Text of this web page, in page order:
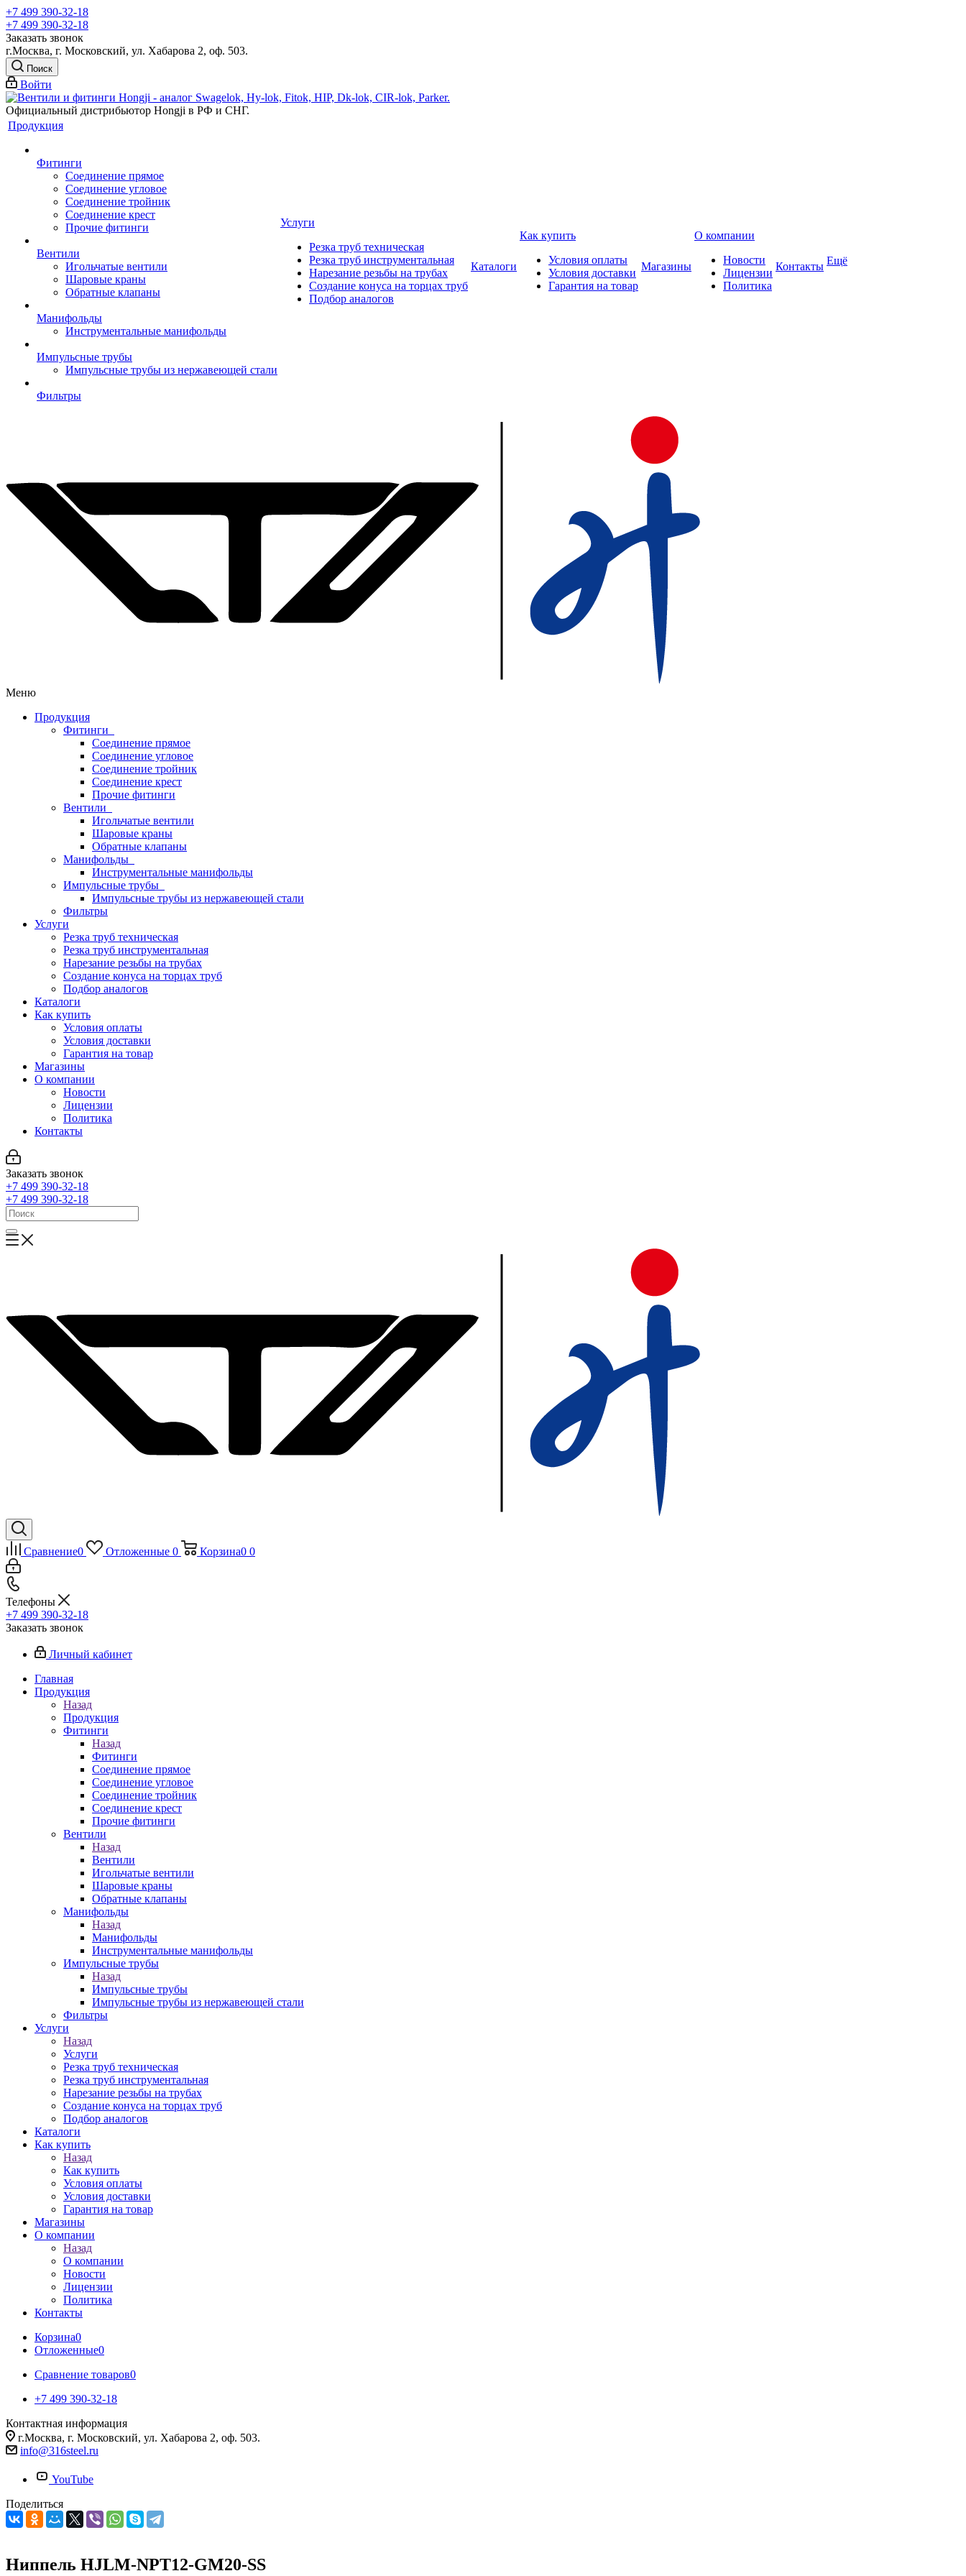
+7 499 390-32-18
+7 499 390-32-18
Заказать звонок
г.Москва, г. Московский, ул. Хабарова 2, оф. 503.
Поиск
Войти
Официальный дистрибьютор Hongji в РФ и СНГ.
Продукция
Фитинги
Соединение прямое
Соединение угловое
Соединение тройник
Соединение крест
Прочие фитинги
Вентили
Игольчатые вентили
Шаровые краны
Обратные клапаны
Манифольды
Инструментальные манифольды
Импульсные трубы
Импульсные трубы из нержавеющей стали
Фильтры
Услуги
Резка труб техническая
Резка труб инструментальная
Нарезание резьбы на трубах
Создание конуса на торцах труб
Подбор аналогов
Каталоги
Как купить
Условия оплаты
Условия доставки
Гарантия на товар
Магазины
О компании
Новости
Лицензии
Политика
Контакты Ещё
Меню
Продукция
Фитинги
Соединение прямое
Соединение угловое
Соединение тройник
Соединение крест
Прочие фитинги
Вентили
Игольчатые вентили
Шаровые краны
Обратные клапаны
Манифольды
Инструментальные манифольды
Импульсные трубы
Импульсные трубы из нержавеющей стали
Фильтры
Услуги
Резка труб техническая
Резка труб инструментальная
Нарезание резьбы на трубах
Создание конуса на торцах труб
Подбор аналогов
Каталоги
Как купить
Условия оплаты
Условия доставки
Гарантия на товар
Магазины
О компании
Новости
Лицензии
Политика
Контакты
Заказать звонок
+7 499 390-32-18
+7 499 390-32-18
Сравнение0 Отложенные 0 Корзина0 0
Телефоны
+7 499 390-32-18
Заказать звонок
Личный кабинет
Главная
Продукция
Назад
Продукция
Фитинги
Назад
Фитинги
Соединение прямое
Соединение угловое
Соединение тройник
Соединение крест
Прочие фитинги
Вентили
Назад
Вентили
Игольчатые вентили
Шаровые краны
Обратные клапаны
Манифольды
Назад
Манифольды
Инструментальные манифольды
Импульсные трубы
Назад
Импульсные трубы
Импульсные трубы из нержавеющей стали
Фильтры
Услуги
Назад
Услуги
Резка труб техническая
Резка труб инструментальная
Нарезание резьбы на трубах
Создание конуса на торцах труб
Подбор аналогов
Каталоги
Как купить
Назад
Как купить
Условия оплаты
Условия доставки
Гарантия на товар
Магазины
О компании
Назад
О компании
Новости
Лицензии
Политика
Контакты
Корзина0
Отложенные0
Сравнение товаров0
+7 499 390-32-18
Контактная информация
г.Москва, г. Московский, ул. Хабарова 2, оф. 503.
info@316steel.ru
YouTube
Поделиться
Ниппель HJLM-NPT12-GM20-SS